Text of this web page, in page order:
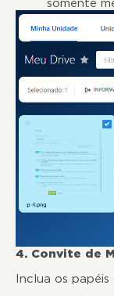
somente
4. Convite de
Inclua os papéis